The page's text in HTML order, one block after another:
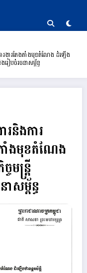
ារងារតែងតាំងមុខតំណែង ដំឡើង
រៀបចំរចនាសម្ព័ន្ធ
និងការ
ាំងមុខតំណែង
មន្រ្តី
សម្ព័ន្ធ